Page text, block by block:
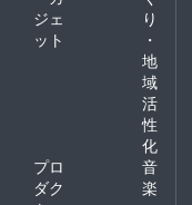
ジェ
ット
り
・
地
域
活
性
化
プロ
ダク
音
楽